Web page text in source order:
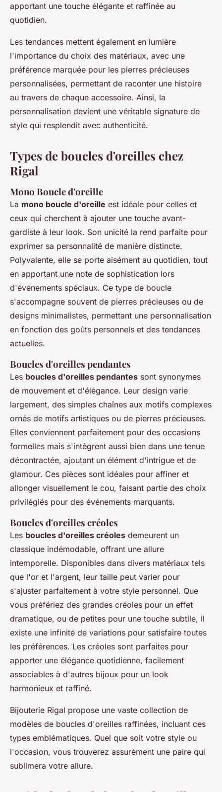
apportant une touche élégante et raffinée au
quotidien.
Les tendances mettent également en lumière
l'importance du choix des matériaux, avec une
préférence marquée pour les pierres précieuses
personnalisées, permettant de raconter une histoire
au travers de chaque accessoire. Ainsi, la
personnalisation devient une véritable signature de
style qui resplendit avec authenticité.
Types de boucles d'oreilles chez
Rigal
Mono Boucle d'oreille
La mono boucle d'oreille est idéale pour celles et
ceux qui cherchent à ajouter une touche avant-
gardiste à leur look. Son unicité la rend parfaite pour
exprimer sa personnalité de manière distincte.
Polyvalente, elle se porte aisément au quotidien, tout
en apportant une note de sophistication lors
d'événements spéciaux. Ce type de boucle
s'accompagne souvent de pierres précieuses ou de
designs minimalistes, permettant une personnalisation
en fonction des goûts personnels et des tendances
actuelles.
Boucles d'oreilles pendantes
Les boucles d'oreilles pendantes sont synonymes
de mouvement et d'élégance. Leur design varie
largement, des simples chaînes aux motifs complexes
ornés de motifs artistiques ou de pierres précieuses.
Elles conviennent parfaitement pour des occasions
formelles mais s'intègrent aussi bien dans une tenue
décontractée, ajoutant un élément d'intrigue et de
glamour. Ces pièces sont idéales pour affiner et
allonger visuellement le cou, faisant partie des choix
privilégiés pour des événements marquants.
Boucles d'oreilles créoles
Les boucles d'oreilles créoles demeurent un
classique indémodable, offrant une allure
intemporelle. Disponibles dans divers matériaux tels
que l'or et l'argent, leur taille peut varier pour
s'ajuster parfaitement à votre style personnel. Que
vous préfériez des grandes créoles pour un effet
dramatique, ou de petites pour une touche subtile, il
existe une infinité de variations pour satisfaire toutes
les préférences. Les créoles sont parfaites pour
apporter une élégance quotidienne, facilement
associables à d'autres bijoux pour un look
harmonieux et raffiné.
Bijouterie Rigal propose une vaste collection de
modèles de boucles d'oreilles raffinées, incluant ces
types emblématiques. Quel que soit votre style ou
l'occasion, vous trouverez assurément une paire qui
sublimera votre allure.